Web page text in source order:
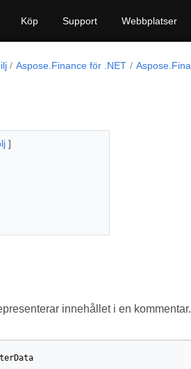
Köp Support Webbplatser
Aspose.Finance för .NET
]
innehållet i en kommentar.